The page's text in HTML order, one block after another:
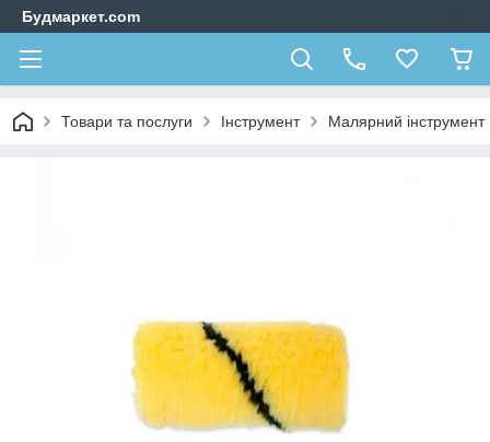
Будмаркет.com
Товари та послуги Інструмент Малярний інструмент